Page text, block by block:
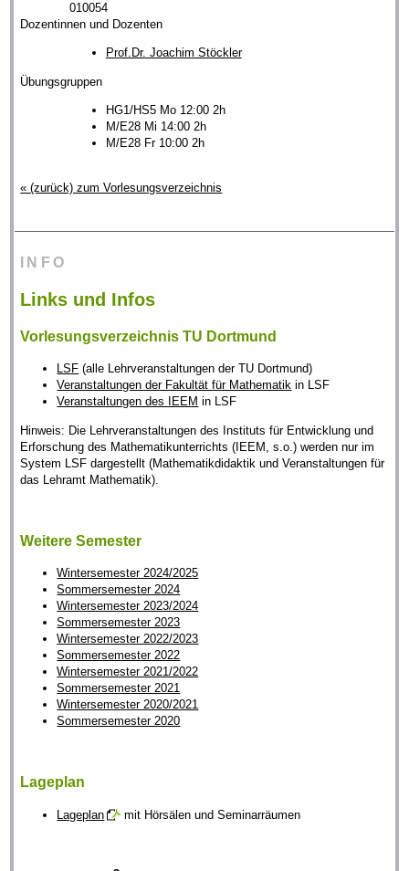
010054
Dozentinnen und Dozenten
Prof.Dr. Joachim Stöckler
Übungsgruppen
HG1/HS5 Mo 12:00 2h
M/E28 Mi 14:00 2h
M/E28 Fr 10:00 2h
« (zurück) zum Vorlesungsverzeichnis
INFO
Links und Infos
Vorlesungsverzeichnis TU Dortmund
LSF (alle Lehrveranstaltungen der TU Dortmund)
Veranstaltungen der Fakultät für Mathematik in LSF
Veranstaltungen des IEEM in LSF
Hinweis: Die Lehrveranstaltungen des Instituts für Entwicklung und
Erforschung des Mathematikunterrichts (IEEM, s.o.) werden nur im
System LSF dargestellt (Mathematikdidaktik und Veranstaltungen für
das Lehramt Mathematik).
Weitere Semester
Wintersemester 2024/2025
Sommersemester 2024
Wintersemester 2023/2024
Sommersemester 2023
Wintersemester 2022/2023
Sommersemester 2022
Wintersemester 2021/2022
Sommersemester 2021
Wintersemester 2020/2021
Sommersemester 2020
Lageplan
Lageplan mit Hörsälen und Seminarräumen